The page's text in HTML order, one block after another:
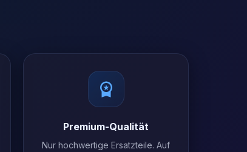
Premium-Qualität
Nur hochwertige Ersatzteile. Auf